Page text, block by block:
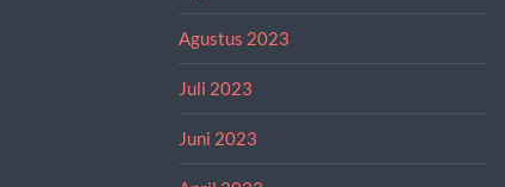
Agustus 2023
Juli 2023
Juni 2023